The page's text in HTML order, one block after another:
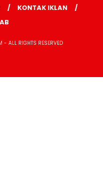
KONTAK IKLAN
- ALL RIGHTS RESERVED